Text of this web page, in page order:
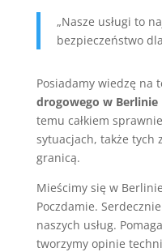
„Nasze usługi to
bezpieczeństwo
Posiadamy wiedzę na
drogowego w Berlinie
temu całkiem
sytuacjach, także tych
granicą.
Mieścimy się w
Poczdamie.
naszych usług.
tworzymy opinie